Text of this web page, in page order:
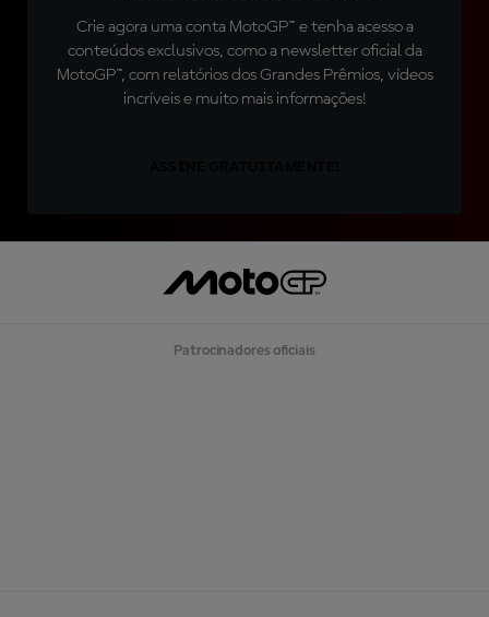
Crie agora uma conta MotoGP™ e tenha acesso a
conteúdos exclusivos, como a newsletter oficial da
MotoGP™, com relatórios dos Grandes Prêmios, vídeos
incríveis e muito mais informações!
Patrocinadores oficiais